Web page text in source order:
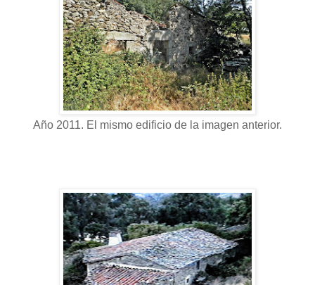
Año 2011. El mismo edificio de la imagen anterior.